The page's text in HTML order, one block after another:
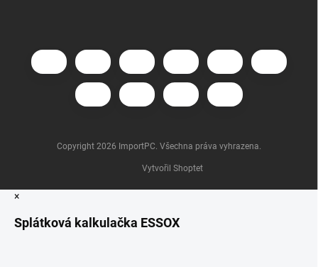
Vytvořil Shoptet
Copyright 2026 ImportPC. Všechna práva vyhrazena.
×
Splátková kalkulačka ESSOX